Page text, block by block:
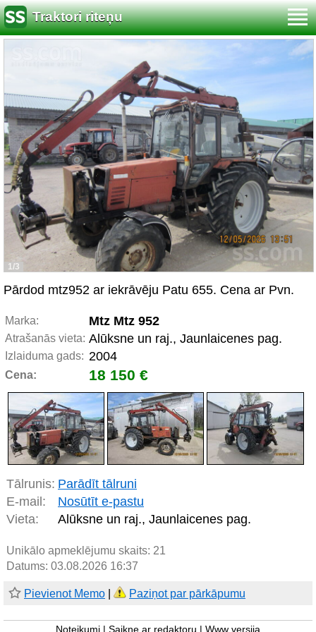
Traktori riteņu
1/3
Pārdod mtz952 ar iekrāvēju Patu 655. Cena ar Pvn.
Marka: Mtz Mtz 952
Atrašanās vieta: Alūksne un raj., Jaunlaicenes pag.
Izlaiduma gads: 2004
Cena: 18 150 €
Tālrunis: Parādīt tālruni
E-mail:
Nosūtīt e-pastu
Vieta:
Alūksne un raj., Jaunlaicenes pag.
Unikālo apmeklējumu skaits: 21
Datums: 03.08.2026 16:37
Pievienot Memo Paziņot par pārkāpumu
Noteikumi Saikne ar redaktoru Www versija